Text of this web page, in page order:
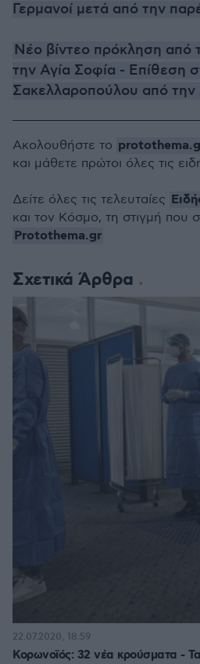
Γερμανοί μετά από την
Νέο βίντεο πρόκληση από
την Αγία Σοφία - Επίθεση
Σακελλαροπούλου από
Σχετικά Άρθρα
Κορωνοϊός: 32 νέα κρούσματα -
22.07.2020, 18:59
Ακολουθήστε το
και μάθετε πρώτοι όλες τις
Δείτε όλες τις τελευταίες
και τον Κόσμο, τη στιγμή που
Protothema.gr